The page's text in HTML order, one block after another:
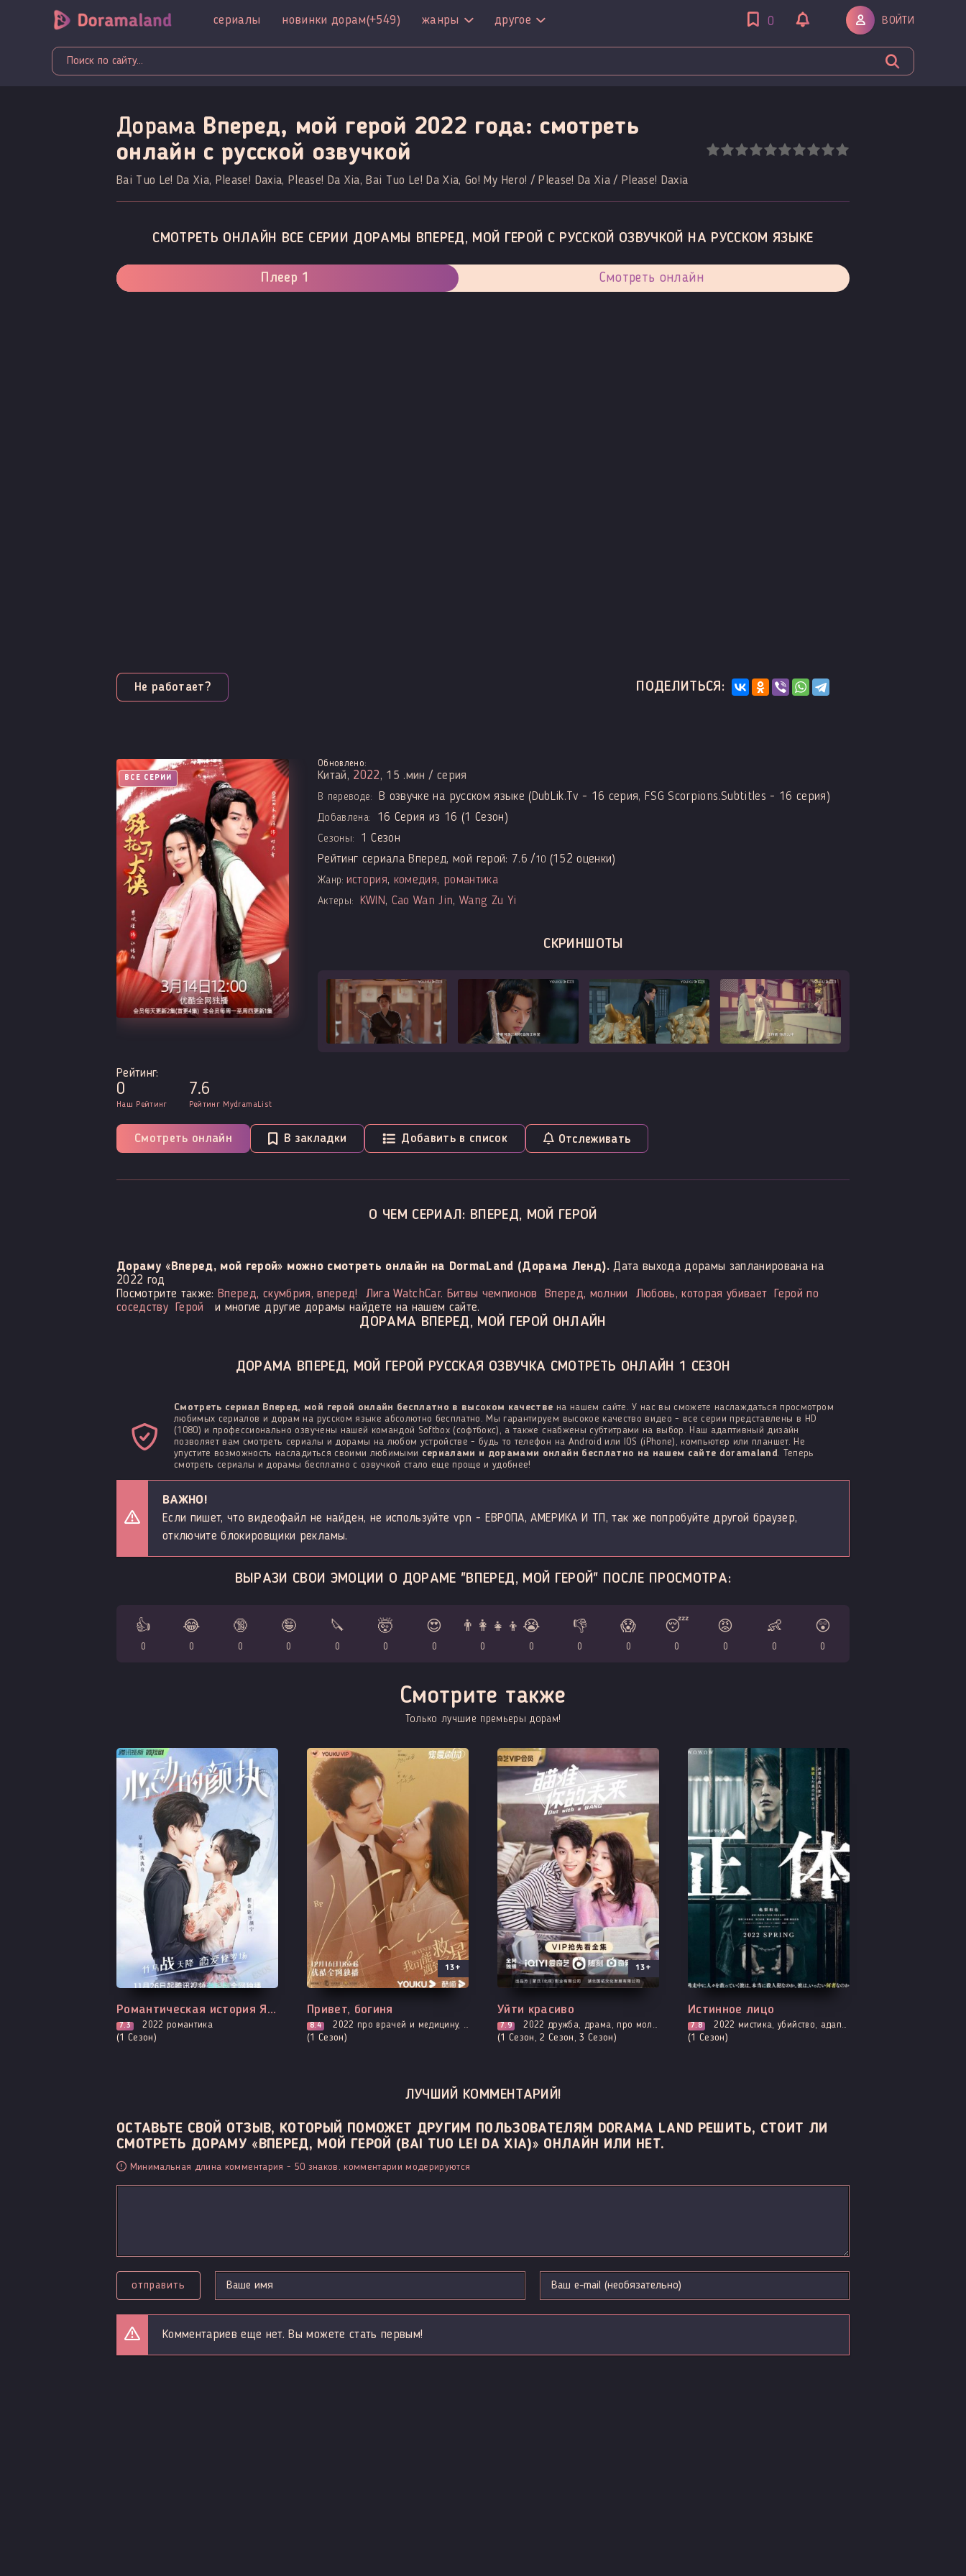
сериалы новинки дорам(+549) жанры другое 0 ВОЙТИ
Дорама Вперед, мой герой 2022 года: смотреть
онлайн c русской озвучкой
Bai Tuo Le! Da Xia, Please! Daxia, Please! Da Xia, Bai Tuo Le! Da Xia, Go! My Hero! / Please! Da Xia / Please! Daxia
СМОТРЕТЬ ОНЛАЙН ВСЕ СЕРИИ ДОРАМЫ ВПЕРЕД, МОЙ ГЕРОЙ С РУССКОЙ ОЗВУЧКОЙ НА РУССКОМ ЯЗЫКЕ
Плеер 1 Смотреть онлайн
Не работает? ПОДЕЛИТЬСЯ:
ВСЕ СЕРИИ
Обновлено:
Китай, 2022, 15 .мин / серия
В переводе: В озвучке на русском языке (DubLik.Tv - 16 серия, FSG Scorpions.Subtitles - 16 серия)
Добавлена: 16 Серия из 16 (1 Сезон)
Сезоны:
1 Сезон
Рейтинг сериала Вперед, мой герой: 7.6 /10 (152 оценки)
Жанр: история, комедия, романтика
Актеры: KWIN, Cao Wan Jin,Wang Zu Yi
СКРИНШОТЫ
Рейтинг:
0
Наш Рейтинг
7.6
Рейтинг MydramaList
Смотреть онлайн В закладки Добавить в список Отслеживать
О ЧЕМ СЕРИАЛ: ВПЕРЕД, МОЙ ГЕРОЙ
Дораму «Вперед, мой герой» можно смотреть онлайн на DormaLand (Дорама Ленд). Дата выхода дорамы запланирована на
2022 год
Посмотрите также:Вперед, скумбрия, вперед! Лига WatchCar. Битвы чемпионов Вперед, молнии Любовь, которая убивает
Герой по
соседству
Герой и многие другие дорамы найдете на нашем сайте.
ДОРАМА ВПЕРЕД, МОЙ ГЕРОЙ ОНЛАЙН
ДОРАМА ВПЕРЕД, МОЙ ГЕРОЙ РУССКАЯ ОЗВУЧКА СМОТРЕТЬ ОНЛАЙН 1 СЕЗОН
Смотреть сериал Вперед, мой герой онлайн бесплатно в высоком качестве на нашем сайте. У нас вы сможете наслаждаться просмотром
любимых сериалов и дорам на русском языке абсолютно бесплатно. Мы гарантируем высокое качество видео - все серии представлены в HD
(1080) и профессионально озвучены нашей командой Softbox (софтбокс), а также снабжены субтитрами на выбор. Наш адаптивный дизайн
позволяет вам смотреть сериалы и дорамы на любом устройстве - будь то телефон на Android или IOS (iPhone), компьютер или планшет. Не
упустите возможность насладиться своими любимыми сериалами и дорамами онлайн бесплатно на нашем сайте doramaland. Теперь
смотреть сериалы и дорамы бесплатно с озвучкой стало еще проще и удобнее!
ВАЖНО!
Если пишет, что видеофайл не найден, не используйте vpn - ЕВРОПА, АМЕРИКА И ТП, так же попробуйте другой браузер,
отключите блокировщики рекламы.
ВЫРАЗИ СВОИ ЭМОЦИИ О ДОРАМЕ "ВПЕРЕД, МОЙ ГЕРОЙ" ПОСЛЕ ПРОСМОТРА:
👍
0
😂
0
🔞
0
🤪
0
🔪
0
🤯
0
😍
0
👨‍👩‍👧‍👦
0
😭
0
👎
0
😱
0
😴
0
😡
0
👶
0
😲
0
Смотрите также
Только лучшие премьеры дорам!
Выходит - 8 Серия
Романтическая история Янь Чжи
7.3 2022 романтика
(1 Сезон)
Все серии
13+
Привет, богиня
8.4 2022 про врачей и медицину, комедия, повседневность, романтика
(1 Сезон)
Все серии
13+
Уйти красиво
7.9 2022 дружба, драма, про молодость и любовь, романтика, спорт
(1 Сезон, 2 Сезон, 3 Сезон)
Выходит - 3 Серия
Истинное лицо
7.8 2022 мистика, убийство, адаптация новел, расследование, триллер, смерть
(1 Сезон)
ЛУЧШИЙ КОММЕНТАРИЙ!
ОСТАВЬТЕ СВОЙ ОТЗЫВ, КОТОРЫЙ ПОМОЖЕТ ДРУГИМ ПОЛЬЗОВАТЕЛЯМ DORAMA LAND РЕШИТЬ, СТОИТ ЛИ
СМОТРЕТЬ ДОРАМУ «ВПЕРЕД, МОЙ ГЕРОЙ (BAI TUO LE! DA XIA)» ОНЛАЙН ИЛИ НЕТ.
Минимальная длина комментария - 50 знаков. комментарии модерируются
отправить
Комментариев еще нет. Вы можете стать первым!